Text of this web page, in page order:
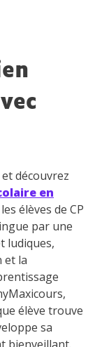
découvrez
en
élèves de CP
par une
ludiques,
et la
élève trouve
sa